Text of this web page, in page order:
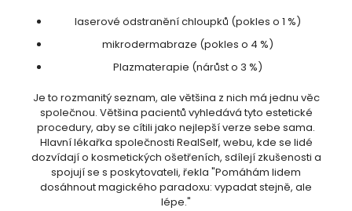
laserové odstranění chloupků (pokles o 1 %)
mikrodermabraze (pokles o 4 %)
Plazmaterapie (nárůst o 3 %)
Je to rozmanitý seznam, ale většina z nich má jednu věc
společnou. Většina pacientů vyhledává tyto estetické
procedury, aby se cítili jako nejlepší verze sebe sama.
Hlavní lékařka společnosti RealSelf, webu, kde se lidé
dozvídají o kosmetických ošetřeních, sdílejí zkušenosti a
spojují se s poskytovateli, řekla "Pomáhám lidem
dosáhnout magického paradoxu: vypadat stejně, ale
lépe."